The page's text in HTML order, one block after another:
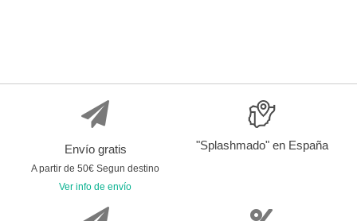
Envío gratis
A partir de 50€ Segun destino
Ver info de envío
"Splashmado" en España